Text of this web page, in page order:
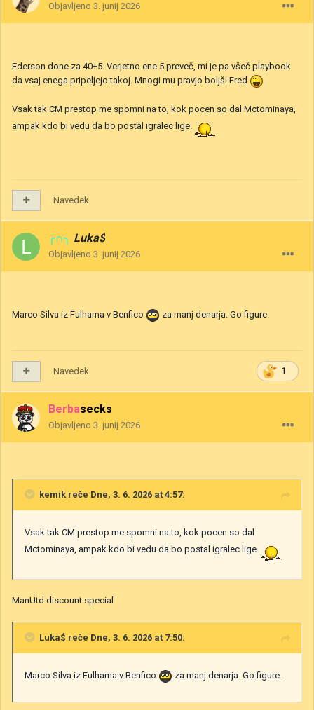
Objavljeno 3. junij 2026
Ederson done za 40+5. Verjetno ene 5 preveč, mi je pa všeč playbook
da vsaj enega pripeljejo takoj. Mnogi mu pravjo boljši Fred
Vsak tak CM prestop me spomni na to, kok pocen so dal Mctominaya,
ampak kdo bi vedu da bo postal igralec lige.
Navedek
╭∩╮ Luka$
Objavljeno 3. junij 2026
Marco Silva iz Fulhama v Benfico za manj denarja. Go figure.
1
Navedek
Berbasecks
Objavljeno 3. junij 2026
kemik reče Dne, 3. 6. 2026 at 4:57:
Vsak tak CM prestop me spomni na to, kok pocen so dal
Mctominaya, ampak kdo bi vedu da bo postal igralec lige.
ManUtd discount special
Luka$ reče Dne, 3. 6. 2026 at 7:50:
Marco Silva iz Fulhama v Benfico za manj denarja. Go figure.